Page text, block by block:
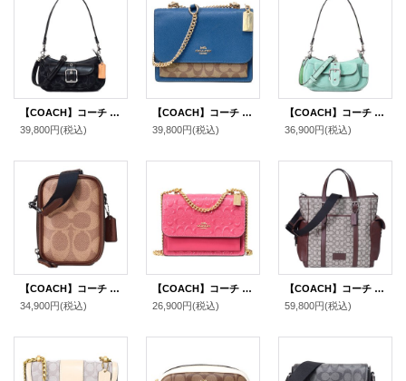
【COACH】コーチ バッグ デニム レザー シグネチャー ミニ アシュトン 2way クロスボディ 斜め掛け ショルダー ハンドバッグ ブラック（日本未発売）
39,800円(税込)
【COACH】コーチ クロスグレインレザー コーティングキャンバス シグネチャー クレア チェーン クロスボディ 2way 斜め掛け ショルダー バッグ カーキ×ディープアトランティック（日本未発売）
39,800円(税込)
【COACH】コーチ バッグ スエード レザー ミニ アシュトン 2way クロスボディ 斜め掛け ショルダー ハンドバッグ ミント（日本未発売）
36,900円(税込)
【COACH】コーチ メンズ バッグ コーティングキャンバス レザー シグネチャー スタントン 2WAY クロスボディ 斜め掛け ショルダー バッグ タン×ビンテージブラウン〔日本未発売〕
34,900円(税込)
【COACH】コーチ レザー シグネチャー 型押し クレア チェーン クロスボディ 2way 斜め掛け ショルダー バッグ ストロベリーヘイズ（日本未発売）
26,900円(税込)
【COACH】コーチ メンズ バッグ ジャガード レザー シグネチャー スプリント トート 2WAY 斜め掛け クロスボディ トートバッグ ショルダー バッグ オーク×メイプル〔日本未発売〕
59,800円(税込)